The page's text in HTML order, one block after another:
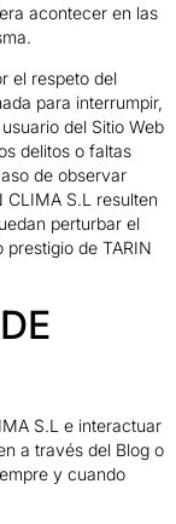
acontecer en las
el respeto del
para interrumpir,
del Sitio Web
delitos o faltas
de observar
CLIMA S.L resulten
perturbar el
de TARIN
S.L e interactuar
a través del Blog o
y cuando